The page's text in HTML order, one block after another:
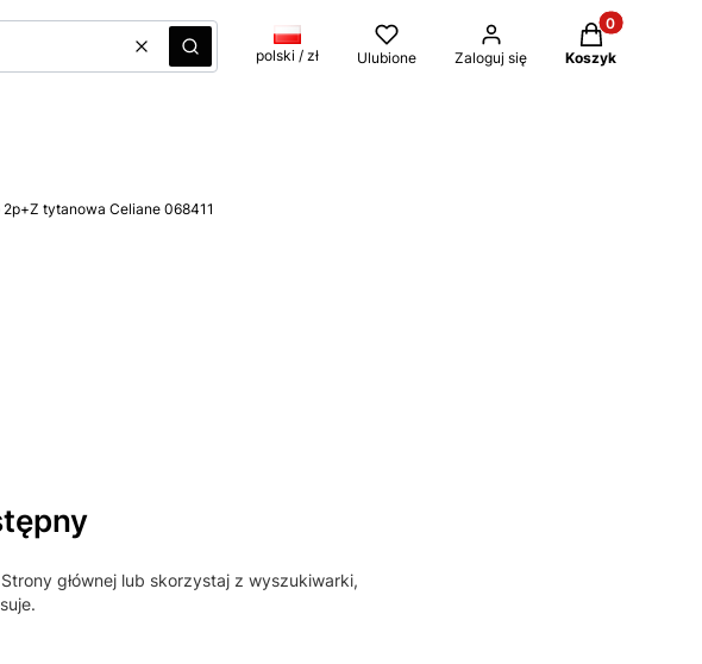
WyczyśćSzukaj polski / zł Ulubione Zaloguj się
Produkty w
Koszyk
tytanowa Celiane 068411
głównej lub skorzystaj z wyszukiwarki,